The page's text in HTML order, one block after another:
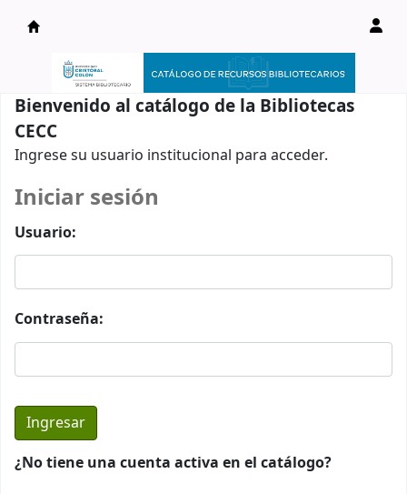
Catálogo en línea
Bienvenido al catálogo de la Bibliotecas
CECC
Ingrese su usuario institucional para acceder.
Iniciar sesión
Usuario:
Contraseña:
¿No tiene una cuenta activa en el catálogo?